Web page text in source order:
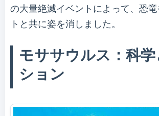
の大量絶滅イベントによって、恐
トと共に姿を消しました。
モササウルス：科学
ション